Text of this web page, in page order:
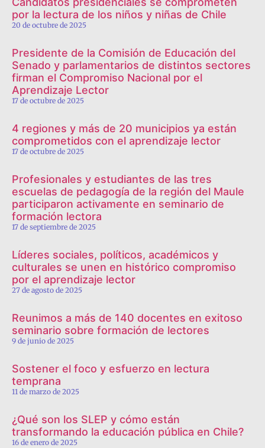
por la lectura de los niños y niñas de Chile
20 de octubre de 2025
Presidente de la Comisión de Educación del
Senado y parlamentarios de distintos sectores
firman el Compromiso Nacional por el
Aprendizaje Lector
17 de octubre de 2025
4 regiones y más de 20 municipios ya están
comprometidos con el aprendizaje lector
17 de octubre de 2025
Profesionales y estudiantes de las tres
escuelas de pedagogía de la región del Maule
participaron activamente en seminario de
formación lectora
17 de septiembre de 2025
Líderes sociales, políticos, académicos y
culturales se unen en histórico compromiso
por el aprendizaje lector
27 de agosto de 2025
Reunimos a más de 140 docentes en exitoso
seminario sobre formación de lectores
9 de junio de 2025
Sostener el foco y esfuerzo en lectura
temprana
11 de marzo de 2025
¿Qué son los SLEP y cómo están
transformando la educación pública en Chile?
16 de enero de 2025